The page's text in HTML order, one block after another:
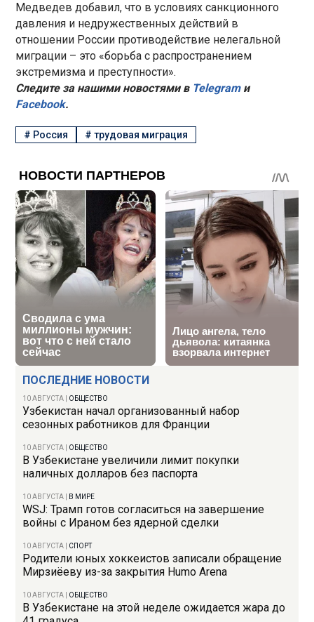
ПОСЛЕДНИЕ НОВОСТИ
10 АВГУСТА ОБЩЕСТВО
Узбекистан начал организованный набор
сезонных работников для Франции
10 АВГУСТА ОБЩЕСТВО
В Узбекистане увеличили лимит покупки
наличных долларов без паспорта
10 АВГУСТА В МИРЕ
WSJ: Трамп готов согласиться на завершение
войны с Ираном без ядерной сделки
10 АВГУСТА СПОРТ
Родители юных хоккеистов записали обращение
Мирзиёеву из-за закрытия Humo Arena
10 АВГУСТА ОБЩЕСТВО
В Узбекистане на этой неделе ожидается жара до
Медведев добавил, что в условиях санкционного
давления и недружественных действий в
отношении России противодействие нелегальной
миграции – это «борьба с распространением
экстремизма и преступности».
Следите за нашими новостями вTelegramи
Facebook.
# Россия #трудовая миграция